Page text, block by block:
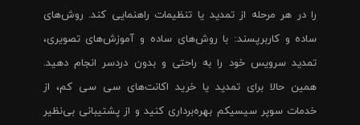
را در هر مرحله از تمدید یا تنظیمات راهنمایی کند. روش‌های
ساده و کاربرپسند: با روش‌های ساده و آموزش‌های تصویری،
تمدید سرویس خود را به راحتی و بدون دردسر انجام دهید.
همین حالا برای تمدید یا خرید اکانت‌های سی سی کم، از
خدمات سوپر سیسیکم بهره‌برداری کنید و از پشتیبانی بی‌نظیر